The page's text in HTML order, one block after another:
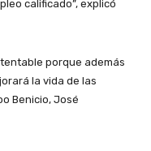
calificado”, explicó
porque además
la vida de las
Benicio, José